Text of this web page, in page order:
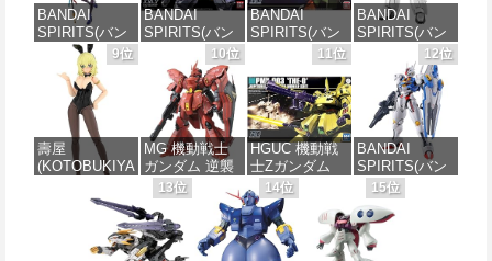
モデル
価格：¥4,200
デル
価格：¥1,850
モデル
価格：¥4,682
ー 1/144スケー
ル 色分け済み
プラモデル
価格：¥3,732
BANDAI
SPIRITS(バン
ダイ スピリッ
ツ) 30MS
Fate/Grand
Order アルトリ
ア・キャスタ
ー 色分け済み
プラモデル
BANDAI
SPIRITS(バン
ダイ スピリッ
ツ) HGUC 機動
戦士ガンダム
ザクI(黒い三連
星仕様) 1/144
スケール 色分
け済みプラモ
デル
価格：¥2,100
BANDAI
SPIRITS(バン
ダイ スピリッ
ツ) HGUC
1/144 ザクII
(ガルマ専用機)
(機動戦士ガン
ダム)
価格：¥2,880
BANDAI
SPIRITS(バン
ダイ スピリッ
ツ) 機動警察パ
トレイバー
EZY RG 1/48
AV-98Plus (イ
ングラム・プ
ラス) 色分け済
みプラモデル
価格：¥6,900
9位
壽屋
(KOTOBUKIYA
ムズ・ガール
Style〉 全高約
10位
MG 機動戦士
ガンダム 逆襲
のシャア MSN-
04 サザビー
Ver.Ka 1/100ス
ケール 色分け
済みプラモデ
11位
HGUC 機動戦
士Zガンダム
PMX-003 ジ・
オ 1/144スケー
ル 色分け済み
プラモデル
12位
BANDAI
SPIRITS(バン
ダイ スピリッ
ツ) FULL
MECHANICS
機動戦士ガン
ダム 水星の魔
13位 14位 15位